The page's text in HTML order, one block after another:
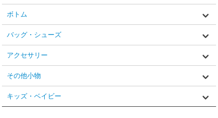
ボトム
バッグ・シューズ
アクセサリー
その他小物
キッズ・ベイビー